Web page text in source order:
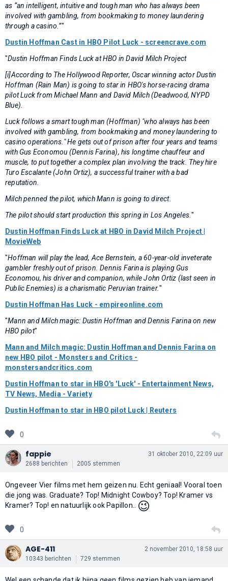
as “an intelligent, intuitive and tough man who has always been
involved with gambling, from bookmaking to money laundering
through a casino.”"
Dustin Hoffman Cast in HBO Pilot Luck - screencrave.com
"Dustin Hoffman Finds Luck at HBO in David Milch Project
[i]According to The Hollywood Reporter, Oscar winning actor Dustin
Hoffman (Rain Man) is going to star in HBO's horse-racing drama
pilot Luck from Michael Mann and David Milch (Deadwood, NYPD
Blue).
Luck follows a smart tough man (Hoffman) "who always has been
involved with gambling, from bookmaking and money laundering to
casino operations." He gets out of prison after four years and teams
with Gus Economou (Dennis Farina), his longtime chauffeur and
muscle, to put together a complex plan involving the track. They hire
Turo Escalante (John Ortiz), a successful trainer with a bad
reputation.
Milch penned the pilot, which Mann is going to direct.
The pilot should start production this spring in Los Angeles."
Dustin Hoffman Finds Luck at HBO in David Milch Project |
MovieWeb
"Hoffman will play the lead, Ace Bernstein, a 60-year-old inveterate
gambler freshly out of prison. Dennis Farina is playing Gus
Economou, his driver and companion, while John Ortiz (last seen in
Public Enemies) is a charismatic Peruvian trainer."
Dustin Hoffman Has Luck - empireonline.com
"Mann and Milch magic: Dustin Hoffman and Dennis Farina on new
HBO pilot"
Mann and Milch magic: Dustin Hoffman and Dennis Farina on
new HBO pilot - Monsters and Critics -
monstersandcritics.com
Dustin Hoffman to star in HBO's 'Luck' - Entertainment News,
TV News, Media - Variety
Dustin Hoffman to star in HBO pilot Luck | Reuters
0
fappie
2688 berichten 2005 stemmen
31 oktober 2010, 22:09 uur
Ongeveer Vier films met hem geizen nu. Echt geniaal! Vooral toen
die jong was. Graduate? Top! Midnight Cowboy? Top! Kramer vs
Kramer? Top! en natuurlijk ook Papillon.. 😉
0
AGE-411
10343 berichten 729 stemmen
2 november 2010, 18:58 uur